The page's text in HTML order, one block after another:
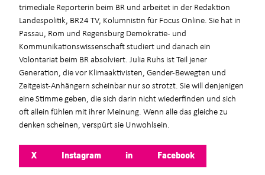
trimediale Reporterin beim BR und arbeitet in der Redaktion
Landespolitik, BR24 TV, Kolumnistin für Focus Online. Sie hat in
Passau, Rom und Regensburg Demokratie- und
Kommunikationswissenschaft studiert und danach ein
Volontariat beim BR absolviert. Julia Ruhs ist Teil jener
Generation, die vor Klimaaktivisten, Gender-Bewegten und
Zeitgeist-Anhängern scheinbar nur so strotzt. Sie will denjenigen
eine Stimme geben, die sich darin nicht wiederfinden und sich
oft allein fühlen mit ihrer Meinung. Wenn alle das gleiche zu
denken scheinen, verspürt sie Unwohlsein.
X Instagram in Facebook